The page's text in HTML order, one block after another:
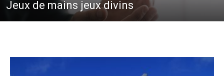
Jeux de mains jeux divins